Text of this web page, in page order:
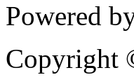
Powered
Copyright